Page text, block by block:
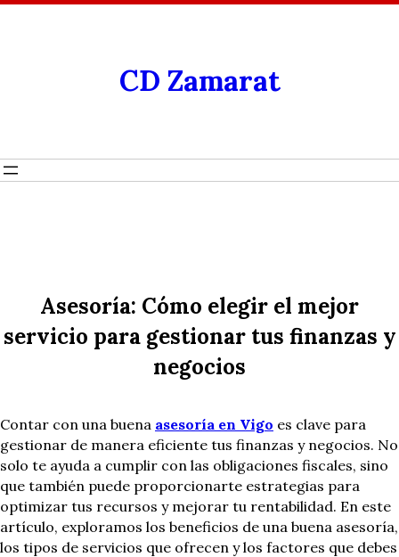
CD Zamarat
Asesoría: Cómo elegir el mejor
servicio para gestionar tus finanzas y
negocios
Contar con una buena asesoría en Vigo es clave para
gestionar de manera eficiente tus finanzas y negocios. No
solo te ayuda a cumplir con las obligaciones fiscales, sino
que también puede proporcionarte estrategias para
optimizar tus recursos y mejorar tu rentabilidad. En este
artículo, exploramos los beneficios de una buena asesoría,
los tipos de servicios que ofrecen y los factores que debes